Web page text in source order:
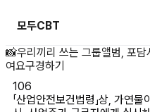
모두CBT
「산업안전보건
📸우리끼리 쓰는 그룹앨범, 포담
여요구경하기
106
「산업안전보건법령」상, 가연